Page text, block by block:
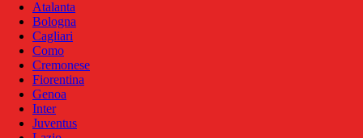
Atalanta
Bologna
Cagliari
Como
Cremonese
Fiorentina
Genoa
Inter
Juventus